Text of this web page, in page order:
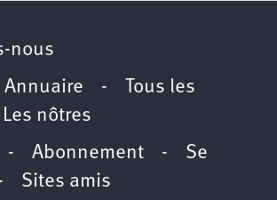
nous
Annuaire -
Tous les
Les nôtres
Abonnement - Se
Sites amis